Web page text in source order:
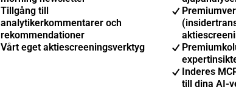
Tillgång till
analytikerkommentarer och
rekommendationer
Vårt eget aktiescreeningsverktyg
Inderes
till dina AI-